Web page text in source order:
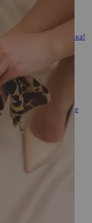
уходят с рынка!
папиллом: безопасные
операции дают